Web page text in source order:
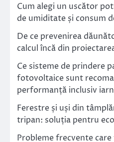
Cum alegi un uscător
de umiditate și consum
De ce prevenirea
calcul încă din
Ce sisteme de prindere
fotovoltaice sunt
performanță inclusiv
Ferestre și uși din
tripan: soluția pentru
Probleme frecvente